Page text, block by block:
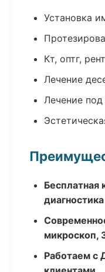
Установка
Кт, оптг,
Лечение
Лечение
Бесплатная
микроскоп,
Работаем с